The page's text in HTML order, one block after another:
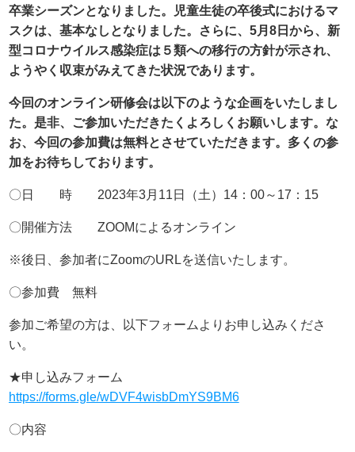
卒業シーズンとなりました。児童生徒の卒後式におけるマ
スクは、基本なしとなりました。さらに、5月8日から、新
型コロナウイルス感染症は５類への移行の方針が示され、
ようやく収束がみえてきた状況であります。
今回のオンライン研修会は以下のような企画をいたしまし
た。是非、ご参加いただきたくよろしくお願いします。な
お、今回の参加費は無料とさせていただきます。多くの参
加をお待ちしております。
〇日 時 2023年3月11日（土）14：00～17：15
〇開催方法 ZOOMによるオンライン
※後日、参加者にZoomのURLを送信いたします。
〇参加費 無料
参加ご希望の方は、以下フォームよりお申し込みくださ
い。
★申し込みフォーム
https://forms.gle/wDVF4wisbDmYS9BM6
〇内容